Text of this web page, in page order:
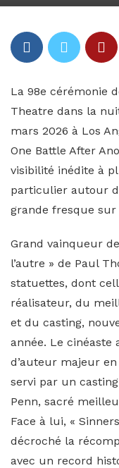
La 98e cérémonie
Theatre dans la
mars 2026 à Los
One Battle After
visibilité inédite à
particulier autour
grande fresque sur
Grand vainqueur
l’autre » de Paul
statuettes, dont
réalisateur, du
et du casting,
année. Le
d’auteur majeur
servi par un
Penn, sacré
Face à lui, «
décroché la
avec un record